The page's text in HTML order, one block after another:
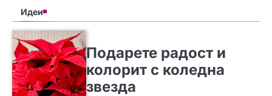
Идеи
Подарете радост и
колорит с коледна
звезда